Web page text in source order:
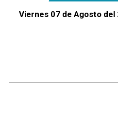
Viernes 07 de Agosto del